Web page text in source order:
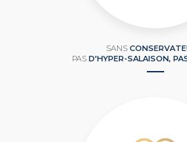
SANS
PAS D'HYPER-SALAISON,